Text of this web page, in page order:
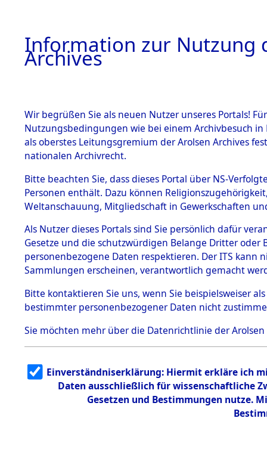
BESTÄNDE
1.
Inhaftierungsdoku
mente
1.2.9 Beim ITS
Effekten
1.2.9.1
Effekten aus
dem KZ
Dachau
1.2.9.2
Effekten aus
dem KZ
Bayerisches
1.2.9.3
Effekten aus
dem KZ
Neuengamm
0003
Information zur Nutzung
Archives
Wir begrüßen Sie als neuen Nutzer unseres Portals!
Nutzungsbedingungen wie bei einem Archivbesuch
als oberstes Leitungsgremium der Arolsen Archives
nationalen Archivrecht.
Bitte beachten Sie, dass dieses Portal über NS-
Personen enthält. Dazu können
Weltanschauung, Mitgliedschaft in Gewerkschaften
Als Nutzer dieses Portals sind Sie persönlich dafür
Gesetze und die schutzwürdigen Belange Dritter
personenbezogene Daten respektieren. Der ITS
Sammlungen erscheinen, verantwortlich gemacht
Bitte kontaktieren Sie uns, wenn Sie beispielsweiser
bestimmter personenbezogener Daten nicht
Sie möchten mehr über die Datenrichtlinie der Arolsen
Einverständniserklärung: Hiermit erkläre ich
Daten ausschließlich für wissenschaftliche
Gesetzen und Bestimmungen nutze.